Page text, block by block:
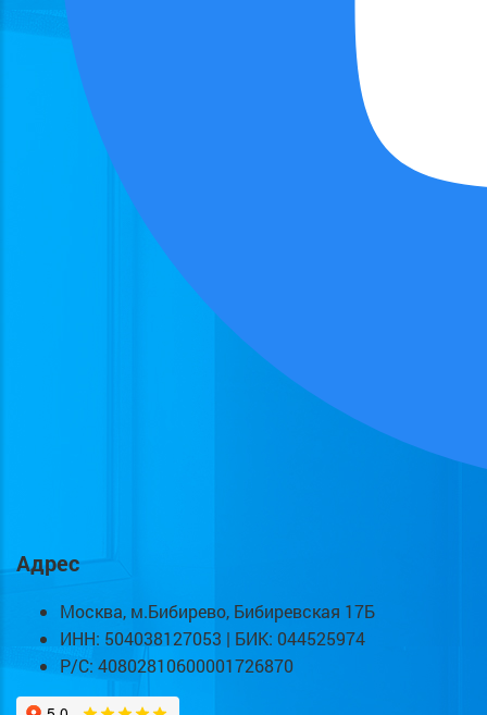
Адрес
Москва, м.Бибирево, Бибиревская 17Б
ИНН: 504038127053 | БИК: 044525974
Р/С: 40802810600001726870